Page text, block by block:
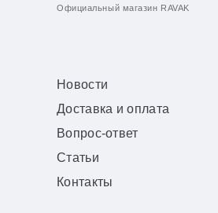
Официальный магазин RAVAK
Новости
Доставка и оплата
Вопрос-ответ
Статьи
Контакты